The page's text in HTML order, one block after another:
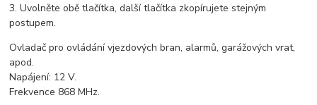
3. Uvolněte obě tlačítka, další tlačítka zkopírujete stejným
postupem.
Ovladač pro ovládání vjezdových bran, alarmů, garážových vrat,
apod.
Napájení: 12 V.
Frekvence 868 MHz.